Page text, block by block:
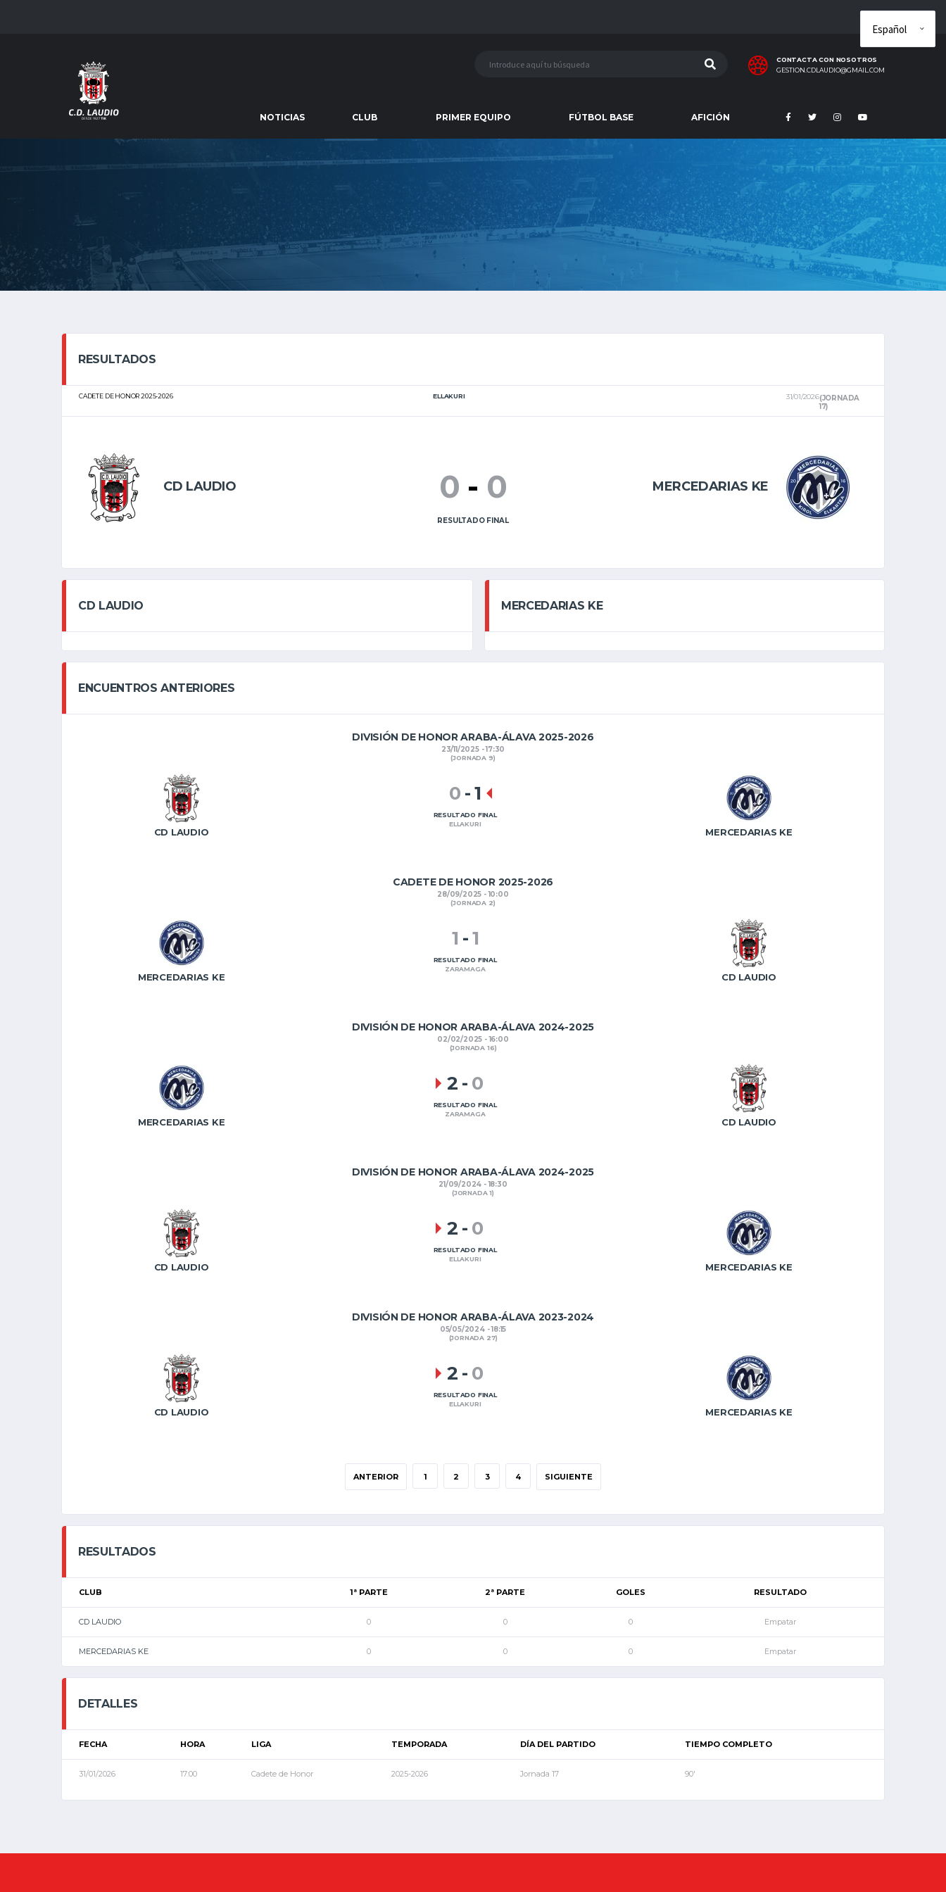
CONTACTA CON NOSOTROS
GESTION.CDLAUDIO@GMAIL.COM
NOTICIAS CLUB PRIMER EQUIPO FÚTBOL BASE AFICIÓN
RESULTADOS
CADETE DE HONOR 2025-2026 ELLAKURI 31/01/2026(JORNADA
17)
CD LAUDIO MERCEDARIAS KE
0 - 0
RESULTADO FINAL
CD LAUDIO MERCEDARIAS KE
ENCUENTROS ANTERIORES
DIVISIÓN DE HONOR ARABA-ÁLAVA 2025-2026
23/11/2025 - 17:30
(JORNADA 9)
CD LAUDIO MERCEDARIAS KE
0 -1
RESULTADO FINAL
ELLAKURI
CADETE DE HONOR 2025-2026
28/09/2025 - 10:00
(JORNADA 2)
MERCEDARIAS KE CD LAUDIO
1 -1
RESULTADO FINAL
ZARAMAGA
DIVISIÓN DE HONOR ARABA-ÁLAVA 2024-2025
02/02/2025 - 16:00
(JORNADA 16)
MERCEDARIAS KE CD LAUDIO
2 - 0
RESULTADO FINAL
ZARAMAGA
DIVISIÓN DE HONOR ARABA-ÁLAVA 2024-2025
21/09/2024 - 18:30
(JORNADA 1)
CD LAUDIO MERCEDARIAS KE
2 - 0
RESULTADO FINAL
ELLAKURI
DIVISIÓN DE HONOR ARABA-ÁLAVA 2023-2024
05/05/2024 - 18:15
(JORNADA 27)
CD LAUDIO MERCEDARIAS KE
2 - 0
RESULTADO FINAL
ELLAKURI
ANTERIOR 1 2 3 4 SIGUIENTE
RESULTADOS
CLUB 1ª PARTE 2ª PARTE GOLES RESULTADO
CD LAUDIO 0 0 0 Empatar
MERCEDARIAS KE 0 0 0 Empatar
DETALLES
FECHA HORA LIGA TEMPORADA DÍA DEL PARTIDO TIEMPO COMPLETO
31/01/2026 17:00 Cadete de Honor 2025-2026 Jornada 17 90'